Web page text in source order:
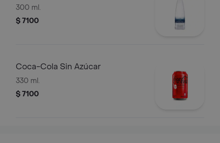
300 ml.
$ 7100
Coca-Cola Sin Azúcar
330 ml.
$ 7100